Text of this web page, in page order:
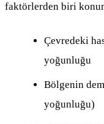
faktörlerden biri
Çevredeki
yoğunluğu
Bölgenin
yoğunluğu)